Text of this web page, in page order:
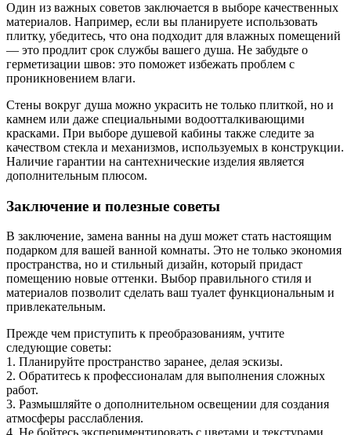
Один из важных советов заключается в выборе качественных
материалов. Например, если вы планируете использовать
плитку, убедитесь, что она подходит для влажных помещений
— это продлит срок службы вашего душа. Не забудьте о
герметизации швов: это поможет избежать проблем с
проникновением влаги.
Стены вокруг душа можно украсить не только плиткой, но и
камнем или даже специальными водоотталкивающими
красками. При выборе душевой кабины также следите за
качеством стекла и механизмов, используемых в конструкции.
Наличие гарантии на сантехнические изделия является
дополнительным плюсом.
Заключение и полезные советы
В заключение, замена ванны на душ может стать настоящим
подарком для вашей ванной комнаты. Это не только экономия
пространства, но и стильный дизайн, который придаст
помещению новые оттенки. Выбор правильного стиля и
материалов позволит сделать ваш туалет функциональным и
привлекательным.
Прежде чем приступить к преобразованиям, учтите
следующие советы:
1. Планируйте пространство заранее, делая эскизы.
2. Обратитесь к профессионалам для выполнения сложных
работ.
3. Размышляйте о дополнительном освещении для создания
атмосферы расслабления.